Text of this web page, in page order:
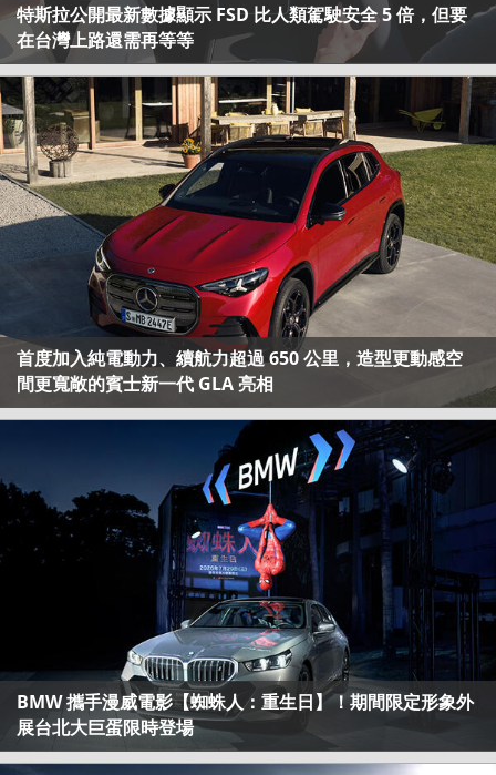
特斯拉公開最新數據顯示 FSD 比人類駕駛安全 5 倍，但要
在台灣上路還需再等等
首度加入純電動力、續航力超過 650 公里，造型更動感空
間更寬敞的賓士新一代 GLA 亮相
BMW 攜手漫威電影【蜘蛛人：重生日】！期間限定形象外
展台北大巨蛋限時登場